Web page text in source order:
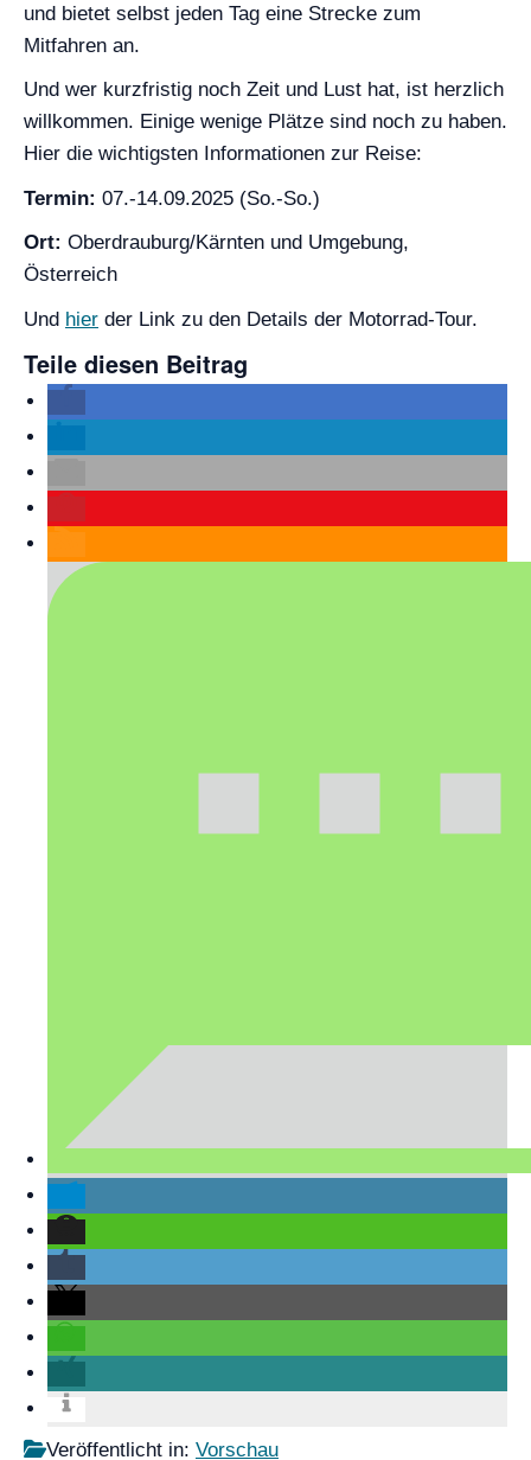
und bietet selbst jeden Tag eine Strecke zum
Mitfahren an.
Und wer kurzfristig noch Zeit und Lust hat, ist herzlich
willkommen. Einige wenige Plätze sind noch zu haben.
Hier die wichtigsten Informationen zur Reise:
Termin: 07.-14.09.2025 (So.-So.)
Ort: Oberdrauburg/Kärnten und Umgebung,
Österreich
Und hier der Link zu den Details der Motorrad-Tour.
Teile diesen Beitrag
Veröffentlicht in: Vorschau